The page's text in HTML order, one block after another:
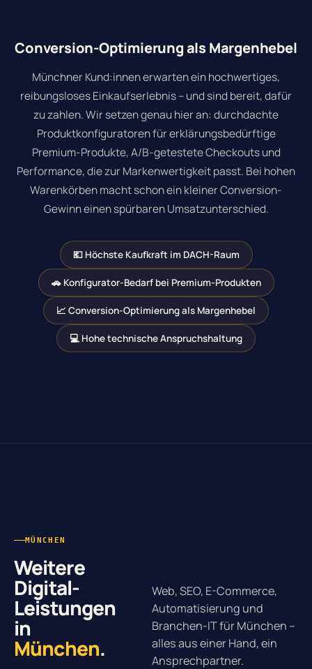
Conversion-Optimierung als Margenhebel
Münchner Kund:innen erwarten ein hochwertiges,
reibungsloses Einkaufserlebnis – und sind bereit, dafür
zu zahlen. Wir setzen genau hier an: durchdachte
Produktkonfiguratoren für erklärungsbedürftige
Premium-Produkte, A/B-getestete Checkouts und
Performance, die zur Markenwertigkeit passt. Bei hohen
Warenkörben macht schon ein kleiner Conversion-
Gewinn einen spürbaren Umsatzunterschied.
💶 Höchste Kaufkraft im DACH-Raum
🚗 Konfigurator-Bedarf bei Premium-Produkten
📈 Conversion-Optimierung als Margenhebel
💻 Hohe technische Anspruchshaltung
MÜNCHEN
Weitere
Digital-
Leistungen
in
München.
Web, SEO, E-Commerce,
Automatisierung und
Branchen-IT für München –
alles aus einer Hand, ein
Ansprechpartner.